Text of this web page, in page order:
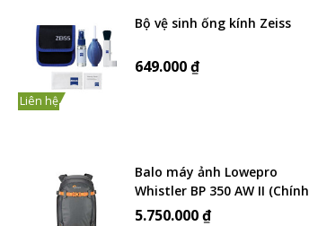
Liên hệ
Bộ vệ sinh ống kính Zeiss
649.000 ₫
Balo máy ảnh Lowepro
Whistler BP 350 AW II (Chính
Hãng)
5.750.000 ₫